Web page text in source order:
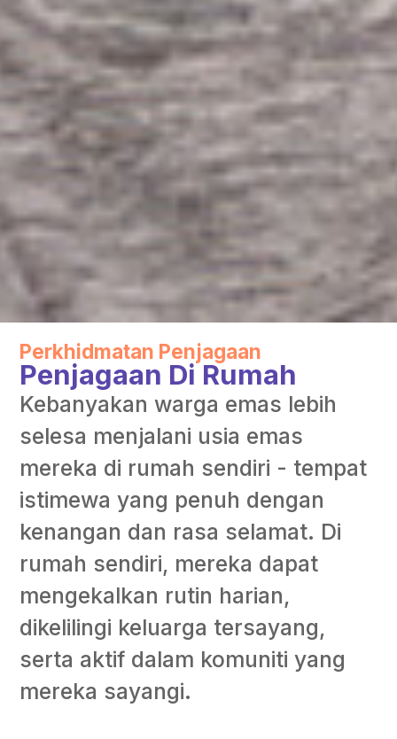
Perkhidmatan Penjagaan
Penjagaan Di Rumah
Kebanyakan warga emas lebih
selesa menjalani usia emas
mereka di rumah sendiri - tempat
istimewa yang penuh dengan
kenangan dan rasa selamat. Di
rumah sendiri, mereka dapat
mengekalkan rutin harian,
dikelilingi keluarga tersayang,
serta aktif dalam komuniti yang
mereka sayangi.